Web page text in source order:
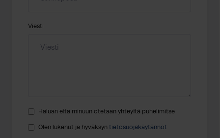
Viesti
Haluan että minuun otetaan yhteyttä puhelimitse
Olen lukenut ja hyväksyn tietosuojakäytännöt